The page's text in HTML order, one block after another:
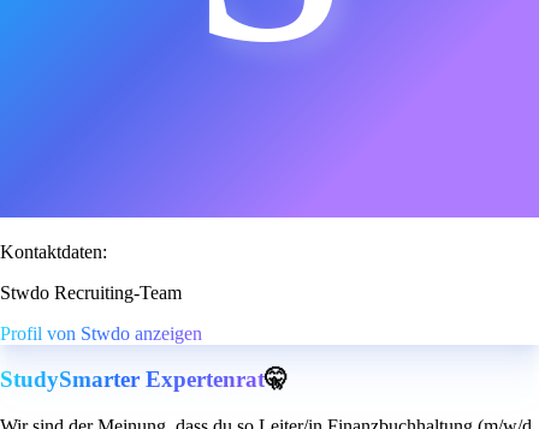
Kontaktdaten:
Stwdo Recruiting-Team
Profil von Stwdo anzeigen
StudySmarter Expertenrat🤫